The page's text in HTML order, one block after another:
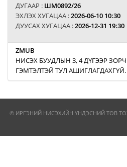
ДУГААР : ШМ0892/26
ЭХЛЭХ ХУГАЦАА :2026-06-10 10:30
ДУУСАХ ХУГАЦАА :2026-12-31 19:30
ZMUB
НИСЭХ БУУДЛЫН 3, 4 ДҮГЭЭР
ГЭМТЭЛТЭЙ ТУЛ АШИГЛАГДАХГҮЙ.
© ИРГЭНИЙ НИСЭХИЙН ҮНДЭСНИЙ ТӨВ